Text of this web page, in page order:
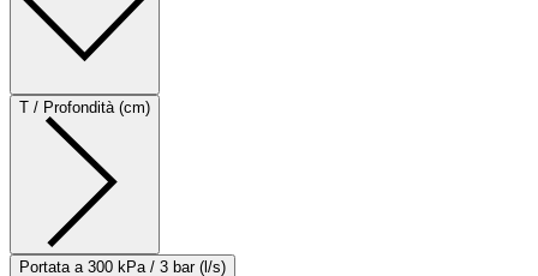
T / Profondità (cm)
Portata a 300 kPa / 3 bar (l/s)